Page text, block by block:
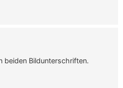
beiden Bildunterschriften.